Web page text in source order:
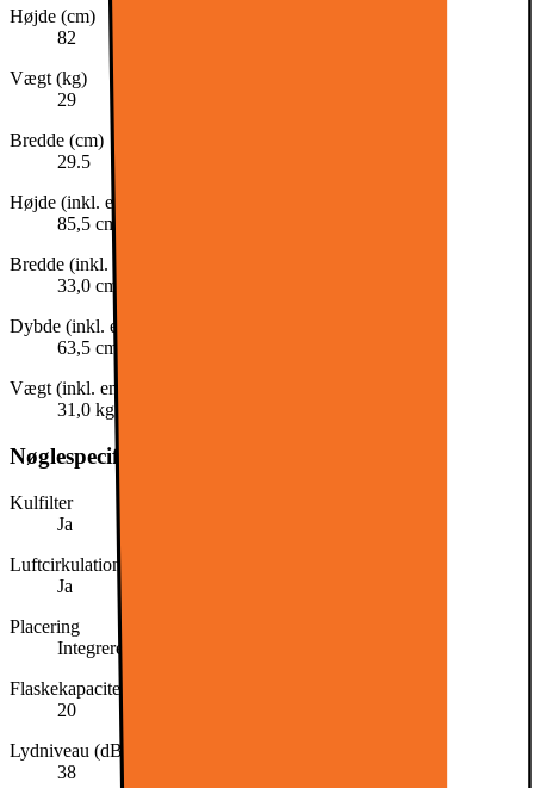
Højde (cm)
82
Vægt (kg)
29
Bredde (cm)
29.5
Højde (inkl. emballage)
85,5 cm
Bredde (inkl. emballage)
33,0 cm
Dybde (inkl. emballage)
63,5 cm
Vægt (inkl. emballage)
31,0 kg
Nøglespecifikation
Kulfilter
Ja
Luftcirkulation
Ja
Placering
Integreret
Flaskekapacitet (stk.)
20
Lydniveau (dB)
38